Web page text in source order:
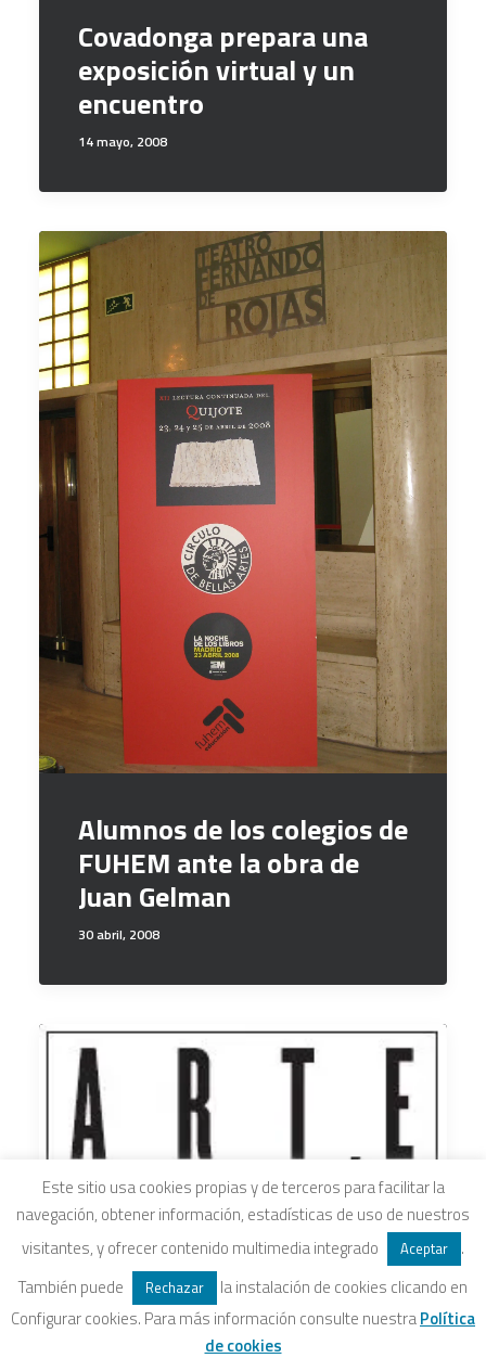
Covadonga prepara una
exposición virtual y un
encuentro
14 mayo, 2008
Alumnos de los colegios de
FUHEM ante la obra de
Juan Gelman
30 abril, 2008
Este sitio usa cookies propias y de terceros para facilitar la
navegación, obtener información, estadísticas de uso de nuestros
visitantes, y ofrecer contenido multimedia integrado
Aceptar
.
También puede
Rechazar
la instalación de cookies clicando en
Configurar cookies. Para más información consulte nuestraPolítica
de cookies